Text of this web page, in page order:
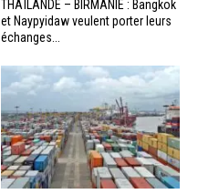
THAÏLANDE – BIRMANIE : Bangkok
et Naypyidaw veulent porter leurs
échanges...